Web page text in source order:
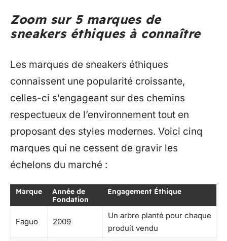
Zoom sur 5 marques de
sneakers éthiques à connaître
Les marques de sneakers éthiques
connaissent une popularité croissante,
celles-ci s’engageant sur des chemins
respectueux de l’environnement tout en
proposant des styles modernes. Voici cinq
marques qui ne cessent de gravir les
échelons du marché :
Marque
Année de
Fondation
Engagement Éthique
Faguo 2009
Un arbre planté pour chaque
produit vendu